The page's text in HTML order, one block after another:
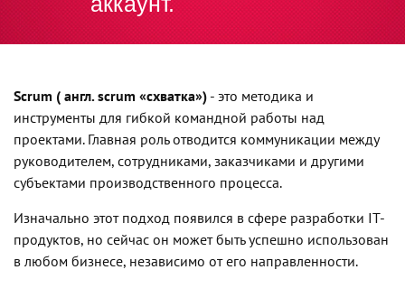
Scrum ( англ. scrum «схватка») - это методика и
инструменты для гибкой командной работы над
проектами. Главная роль отводится коммуникации между
руководителем, сотрудниками, заказчиками и другими
субъектами производственного процесса.
Изначально этот подход появился в сфере разработки IT-
продуктов, но сейчас он может быть успешно использован
в любом бизнесе, независимо от его направленности.